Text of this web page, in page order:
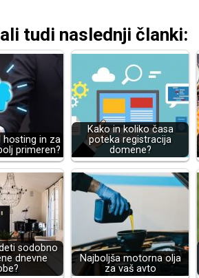
tudi naslednji članki:
hosting in za
primeren?
Kako in koliko časa
poteka registracija
domene?
sodobno
dnevne
Najboljša motorna olja
za vaš avto